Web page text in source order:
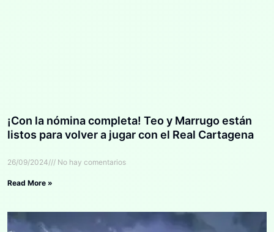
¡Con la nómina completa! Teo y Marrugo están
listos para volver a jugar con el Real Cartagena
26/09/2024 No hay comentarios
Read More »